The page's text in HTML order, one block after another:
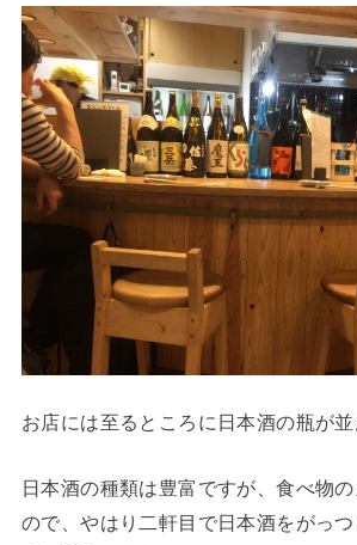
お店には至るところに日本酒の瓶が並
日本酒の種類は豊富ですが、食べ物
ので、やはり二軒目で日本酒をがっ